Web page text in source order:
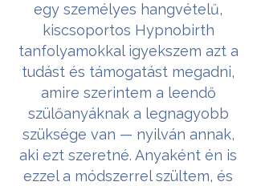
egy személyes hangvételű,
kiscsoportos Hypnobirth
tanfolyamokkal igyekszem azt a
tudást és támogatást megadni,
amire szerintem a leendő
szülőanyáknak a legnagyobb
szüksége van — nyilván annak,
aki ezt szeretné. Anyaként én is
ezzel a módszerrel szültem, és